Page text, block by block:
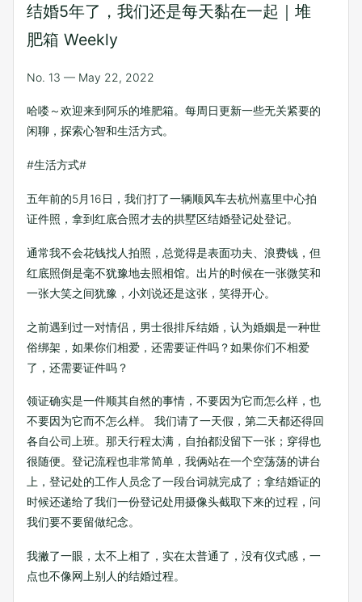
结婚5年了，我们还是每天黏在一起｜堆
肥箱 Weekly
No. 13 — May 22, 2022
哈喽～欢迎来到阿乐的堆肥箱。每周日更新一些无关紧要的
闲聊，探索心智和生活方式。
#生活方式#
五年前的5月16日，我们打了一辆顺风车去杭州嘉里中心拍
证件照，拿到红底合照才去的拱墅区结婚登记处登记。
通常我不会花钱找人拍照，总觉得是表面功夫、浪费钱，但
红底照倒是毫不犹豫地去照相馆。出片的时候在一张微笑和
一张大笑之间犹豫，小刘说还是这张，笑得开心。
之前遇到过一对情侣，男士很排斥结婚，认为婚姻是一种世
俗绑架，如果你们相爱，还需要证件吗？如果你们不相爱
了，还需要证件吗？
领证确实是一件顺其自然的事情，不要因为它而怎么样，也
不要因为它而不怎么样。 我们请了一天假，第二天都还得回
各自公司上班。那天行程太满，自拍都没留下一张；穿得也
很随便。登记流程也非常简单，我俩站在一个空荡荡的讲台
上，登记处的工作人员念了一段台词就完成了；拿结婚证的
时候还递给了我们一份登记处用摄像头截取下来的过程，问
我们要不要留做纪念。
我撇了一眼，太不上相了，实在太普通了，没有仪式感，一
点也不像网上别人的结婚过程。